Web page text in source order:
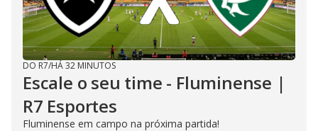
DO R7/HÁ 32 MINUTOS
Escale o seu time - Fluminense |
R7 Esportes
Fluminense em campo na próxima partida!